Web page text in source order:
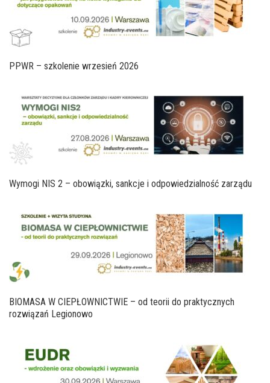
PPWR – szkolenie wrzesień 2026
Wymogi NIS 2 – obowiązki, sankcje i odpowiedzialność zarządu
BIOMASA W CIEPŁOWNICTWIE – od teorii do praktycznych
rozwiązań Legionowo